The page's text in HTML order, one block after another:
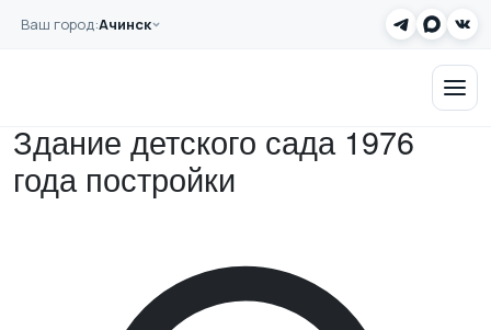
Ваш город:Ачинск
Главная
Здание детского сада 1976
года постройки